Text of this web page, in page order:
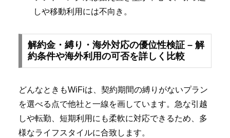
しや移動利用には不向き。
解約金・縛り・海外対応の優位性検証 – 解
約条件や海外利用の可否を詳しく比較
どんなときもWiFiは、契約期間の縛りがないプラン
を選べる点で他社と一線を画しています。急な引越
しや転勤、短期利用にも柔軟に対応できるため、多
様なライフスタイルに合致します。